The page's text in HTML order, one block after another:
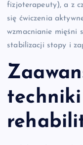
fizjoterapeuty), a z
się ćwiczenia
wzmacnianie mięśni
stabilizacji stopy i
techniki